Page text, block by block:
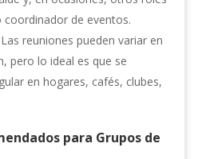
de eventos.
reuniones pueden variar en
pero lo ideal es que se
en hogares, cafés, clubes,
para Grupos de